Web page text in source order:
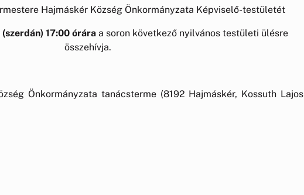
Hajmáskér Község Önkormányzata Képviselő-testületét
(szerdán) 17:00 órára a soron következő nyilvános testületi ülésre
összehívja.
Önkormányzata tanácsterme (8192 Hajmáskér, Kossuth Lajos